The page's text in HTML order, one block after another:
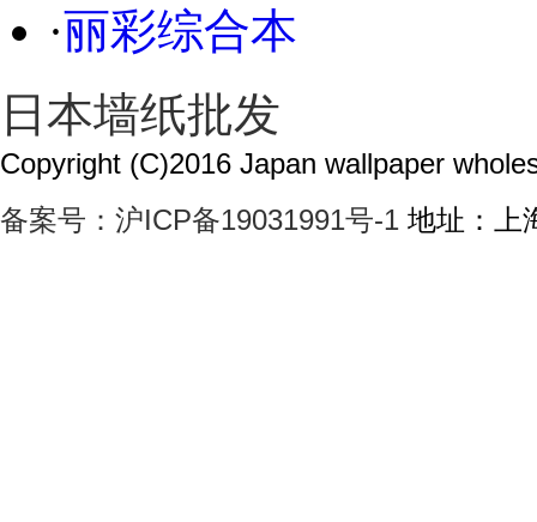
·丽彩综合本
日本墙纸批发
Copyright (C)2016 Japan wallpaper
备案号：沪ICP备19031991号-1 地址：上